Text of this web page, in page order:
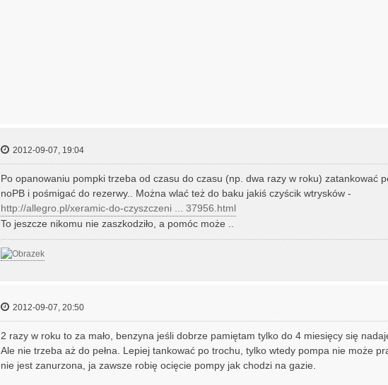
2012-09-07, 19:04
Po opanowaniu pompki trzeba od czasu do czasu (np. dwa razy w roku) zatankować
noPB i pośmigać do rezerwy.. Można wlać też do baku jakiś czyścik wtrysków -
http://allegro.pl/xeramic-do-czyszczeni ... 37956.html
To jeszcze nikomu nie zaszkodziło, a pomóc może ..
2012-09-07, 20:50
2 razy w roku to za mało, benzyna jeśli dobrze pamiętam tylko do 4 miesięcy się
Ale nie trzeba aż do pełna. Lepiej tankować po trochu, tylko wtedy pompa nie może
nie jest zanurzona, ja zawsze robię ocięcie pompy jak chodzi na gazie.